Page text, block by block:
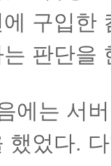
에 구입한
는 판단을
에는 서
했었다.